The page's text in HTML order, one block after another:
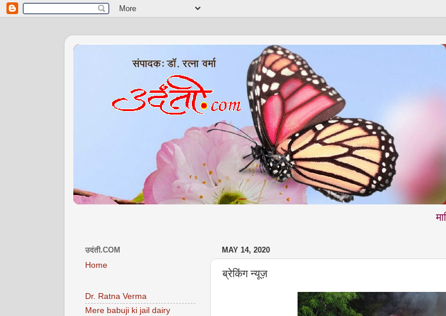
मासिक वेब
MAY 14, 2020
ब्रेकिंग न्यूज़
उदंती.COM
Home
Dr. Ratna Verma
Mere babuji ki jail dairy